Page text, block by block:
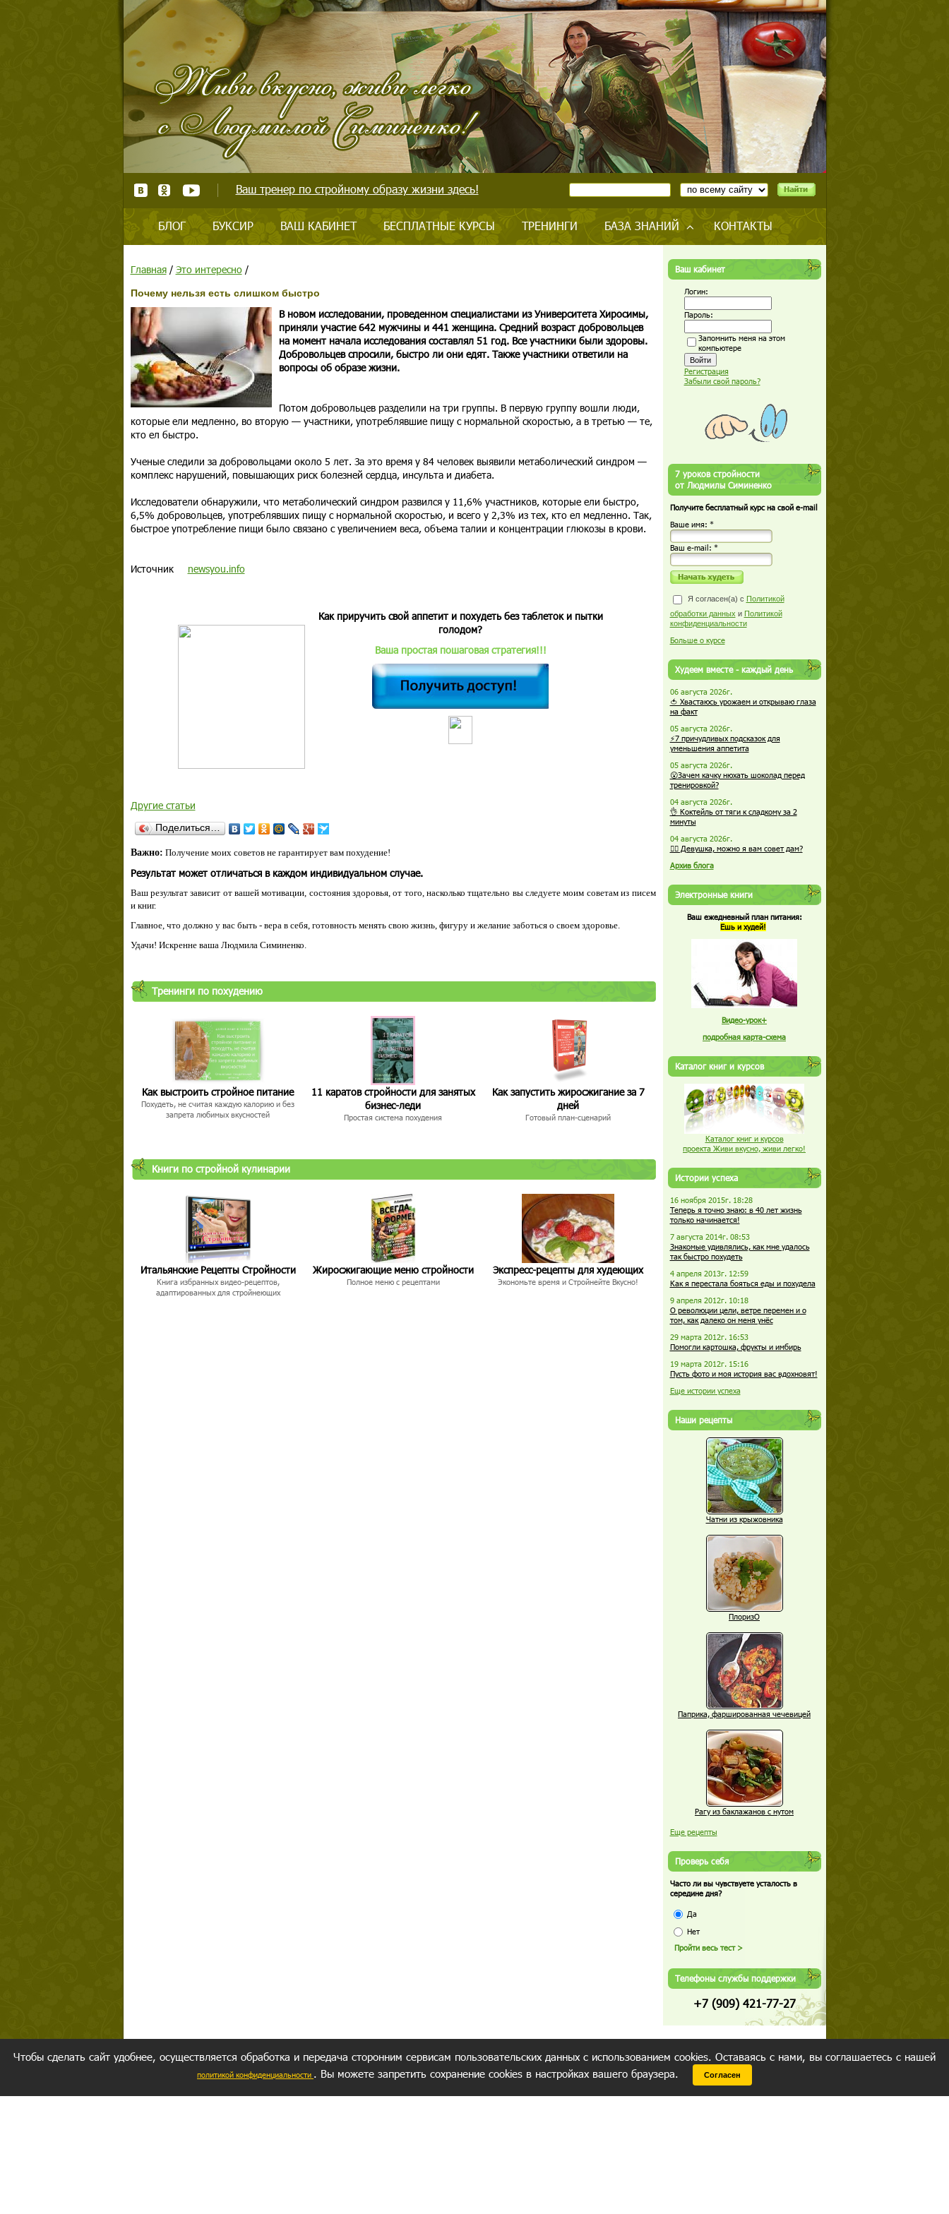
Ваш тренер по стройному образу жизни здесь!
БЛОГ БУКСИР ВАШ КАБИНЕТ БЕСПЛАТНЫЕ КУРСЫ ТРЕНИНГИ БАЗА ЗНАНИЙ КОНТАКТЫ
Главная/ Это интересно/
Почему нельзя есть слишком быстро
В новом исследовании, проведенном специалистами из Университета Хиросимы,
приняли участие 642 мужчины и 441 женщина. Средний возраст добровольцев
на момент начала исследования составлял 51 год. Все участники были здоровы.
Добровольцев спросили, быстро ли они едят. Также участники ответили на
вопросы об образе жизни.
Потом добровольцев разделили на три группы. В первую группу вошли люди,
которые ели медленно, во вторую — участники, употреблявшие пищу с нормальной скоростью, а в третью — те,
кто ел быстро.
Ученые следили за добровольцами около 5 лет. За это время у 84 человек выявили метаболический синдром —
комплекс нарушений, повышающих риск болезней сердца, инсульта и диабета.
Исследователи обнаружили, что метаболический синдром развился у 11,6% участников, которые ели быстро,
6,5% добровольцев, употреблявших пищу с нормальной скоростью, и всего у 2,3% из тех, кто ел медленно. Так,
быстрое употребление пищи было связано с увеличением веса, объема талии и концентрации глюкозы в крови.
Источник newsyou.info
Как приручить свой аппетит и похудеть без таблеток и пытки
голодом?
Ваша простая пошаговая стратегия!!!
Другие статьи
Поделиться…
Важно: Получение моих советов не гарантирует вам похудение!
Результат может отличаться в каждом индивидуальном случае.
Ваш результат зависит от вашей мотивации, состояния здоровья, от того, насколько тщательно вы следуете моим советам из писем
и книг.
Главное, что должно у вас быть - вера в себя, готовность менять свою жизнь, фигуру и желание заботься о своем здоровье.
Удачи! Искренне ваша Людмила Симиненко.
Тренинги по похудению
Как выстроить стройное питание
Похудеть, не считая каждую калорию и без
запрета любимых вкусностей
11 каратов стройности для занятых
бизнес-леди
Простая система похудения
Как запустить жиросжигание за 7
дней
Готовый план-сценарий
Книги по стройной кулинарии
Итальянские Рецепты Стройности
Книга избранных видео-рецептов,
адаптированных для стройнеющих
Жиросжигающие меню стройности
Полное меню с рецептами
Экспресс-рецепты для худеющих
Экономьте время и Стройнейте Вкусно!
Ваш кабинет
Логин:
Пароль:
Запомнить меня на этом
компьютере
Регистрация
Забыли свой пароль?
7 уроков стройности
от Людмилы Симиненко
Получите бесплатный курс на свой e-mail
Ваше имя: *
Ваш е-mail: *
Я согласен(а) с Политикой
обработки данных и Политикой
конфиденциальности
Больше о курсе
Худеем вместе - каждый день
06 августа 2026г.
🍅 Хвастаюсь урожаем и открываю глаза
на факт
05 августа 2026г.
⚡7 причудливых подсказок для
уменьшения аппетита
05 августа 2026г.
😮Зачем качку нюхать шоколад перед
тренировкой?
04 августа 2026г.
👌 Коктейль от тяги к сладкому за 2
минуты
04 августа 2026г.
🏋️‍♀️ Девушка, можно я вам совет дам?
Архив блога
Электронные книги
Ваш ежедневный план питания:
Ешь и худей!
Видео-урок+
подробная карта-схема
Каталог книг и курсов
Каталог книг и курсов
проекта Живи вкусно, живи легко!
Истории успеха
16 ноября 2015г. 18:28
Теперь я точно знаю: в 40 лет жизнь
только начинается!
7 августа 2014г. 08:53
Знакомые удивлялись, как мне удалось
так быстро похудеть
4 апреля 2013г. 12:59
Как я перестала бояться еды и похудела
9 апреля 2012г. 10:18
О революции цели, ветре перемен и о
том, как далеко он меня унёс
29 марта 2012г. 16:53
Помогли картошка, фрукты и имбирь
19 марта 2012г. 15:16
Пусть фото и моя история вас вдохновят!
Еще истории успеха
Наши рецепты
Чатни из крыжовника
ПлоризО
Паприка, фаршированная чечевицей
Рагу из баклажанов с нутом
Еще рецепты
Проверь себя
Часто ли вы чувствуете усталость в
середине дня?
Да
Нет
Телефоны службы поддержки
+7 (909) 421-77-27
Чтобы сделать сайт удобнее, осуществляется обработка и передача сторонним сервисам пользовательских данных с использованием cookies. Оставаясь с нами, вы соглашаетесь с нашей
политикой конфиденциальности . Вы можете запретить сохранение cookies в настройках вашего браузера. Согласен